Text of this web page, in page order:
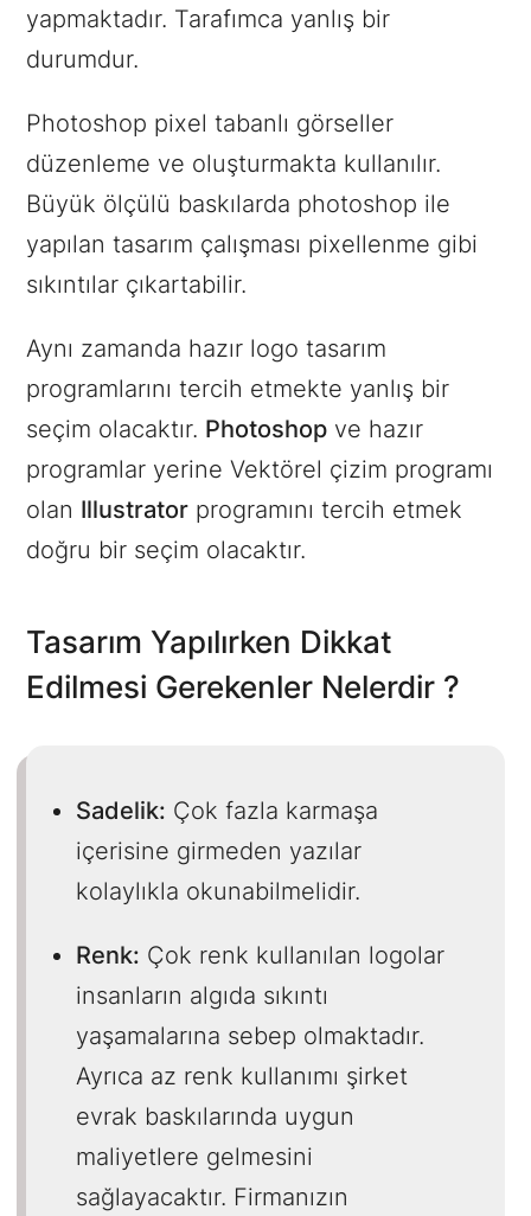
yapmaktadır. Tarafımca yanlış bir
durumdur.
Photoshop pixel tabanlı görseller
düzenleme ve oluşturmakta kullanılır.
Büyük ölçülü baskılarda photoshop ile
yapılan tasarım çalışması pixellenme gibi
sıkıntılar çıkartabilir.
Aynı zamanda hazır logo tasarım
programlarını tercih etmekte yanlış bir
seçim olacaktır. Photoshop ve hazır
programlar yerine Vektörel çizim programı
olan Illustrator programını tercih etmek
doğru bir seçim olacaktır.
Tasarım Yapılırken Dikkat
Edilmesi Gerekenler Nelerdir ?
Sadelik: Çok fazla karmaşa
içerisine girmeden yazılar
kolaylıkla okunabilmelidir.
Renk: Çok renk kullanılan logolar
insanların algıda sıkıntı
yaşamalarına sebep olmaktadır.
Ayrıca az renk kullanımı şirket
evrak baskılarında uygun
maliyetlere gelmesini
sağlayacaktır. Firmanızın